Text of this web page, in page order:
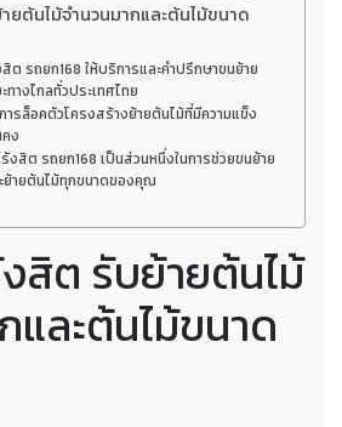
ยต้นไม้จำนวนมากและต้นไม้ขนาด
ต รถยก168 ให้บริการและคำปรึกษาขนย้าย
ทางไกลทั่วประเทศไทย
ารล็อคตัวโครงสร้างย้ายต้นไม้ที่มีความแข็ง
ง
งสิต รถยก168 เป็นส่วนหนึ่งในการช่วยขนย้าย
ย้ายต้นไม้ทุกขนาดของคุณ
สิต รับย้ายต้นไม้
และต้นไม้ขนาด